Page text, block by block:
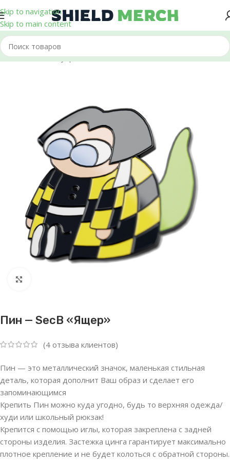
Skip to navigation
Skip to main content
Главная/Аксессуары/Пины
Пин — SecB «Ящер»
(4 отзыва клиентов)
Пин — это металлический значок, маленькая стильная
деталь, которая дополнит Ваш образ и сделает его
запоминающимся
Крепить Пин можно куда угодно, будь то верхняя одежда/
худи или школьный рюкзак!
Крепится с помощью иглы, которая закреплена с задней
стороны изделия. Застежка цинга гарантирует максимально
плотное крепление и не будет колоться с обратной стороны.